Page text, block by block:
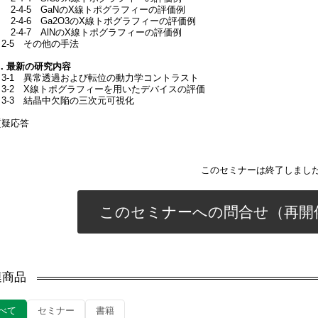
5 GaNのX線トポグラフィーの評価例
6 Ga2O3のX線トポグラフィーの評価例
7 AlNのX線トポグラフィーの評価例
5 その他の手法
最新の研究内容
異常透過および転位の動力学コントラスト
X線トポグラフィーを用いたデバイスの評価
結晶中欠陥の三次元可視化
応答
このセミナーは終了しました
このセミナーへの問合せ（再開
品
て セミナー 書籍